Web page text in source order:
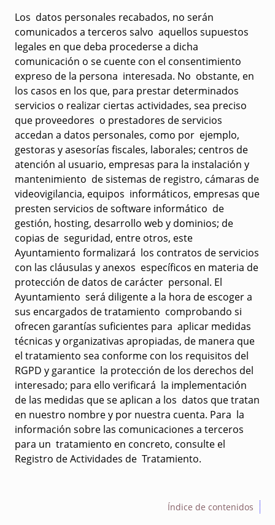
Los datos personales recabados, no serán
comunicados a terceros salvo aquellos supuestos
legales en que deba procederse a dicha
comunicación o se cuente con el consentimiento
expreso de la persona interesada. No obstante, en
los casos en los que, para prestar determinados
servicios o realizar ciertas actividades, sea preciso
que proveedores o prestadores de servicios
accedan a datos personales, como por ejemplo,
gestoras y asesorías fiscales, laborales; centros de
atención al usuario, empresas para la instalación y
mantenimiento de sistemas de registro, cámaras de
videovigilancia, equipos informáticos, empresas que
presten servicios de software informático de
gestión, hosting, desarrollo web y dominios; de
copias de seguridad, entre otros, este
Ayuntamiento formalizará los contratos de servicios
con las cláusulas y anexos específicos en materia de
protección de datos de carácter personal. El
Ayuntamiento será diligente a la hora de escoger a
sus encargados de tratamiento comprobando si
ofrecen garantías suficientes para aplicar medidas
técnicas y organizativas apropiadas, de manera que
el tratamiento sea conforme con los requisitos del
RGPD y garantice la protección de los derechos del
interesado; para ello verificará la implementación
de las medidas que se aplican a los datos que tratan
en nuestro nombre y por nuestra cuenta. Para la
información sobre las comunicaciones a terceros
para un tratamiento en concreto, consulte el
Registro de Actividades de Tratamiento.
Índice de contenidos